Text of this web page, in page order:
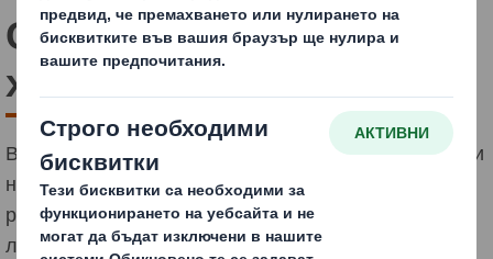
Стоки за бита и лична
хигиена
В тясно сътрудничеството с дистрибуторите на стоки
на дребно непрекъснато разработваме нови
решения за опаковане за сектора на стоки за бита и
лична хигиена.